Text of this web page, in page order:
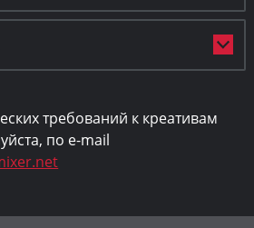
требований к креативам
по e-mail